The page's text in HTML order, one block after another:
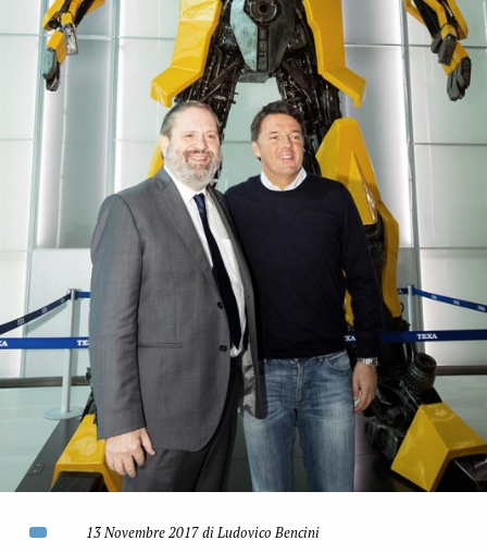
13 Novembre 2017 di Ludovico Bencini